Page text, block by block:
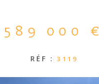
589 000 €
RÉF :3119